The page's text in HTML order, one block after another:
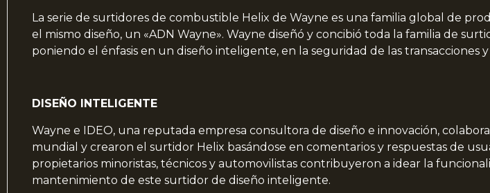
La serie de surtidores de combustible Helix de Wayne es una familia global de
el mismo diseño, un «ADN Wayne». Wayne diseñó y concibió toda la familia de
poniendo el énfasis en un diseño inteligente, en la seguridad de las transacciones
DISEÑO INTELIGENTE
Wayne e IDEO, una reputada empresa consultora de diseño e innovación,
mundial y crearon el surtidor Helix basándose en comentarios y respuestas de
propietarios minoristas, técnicos y automovilistas contribuyeron a idear la
mantenimiento de este surtidor de diseño inteligente.